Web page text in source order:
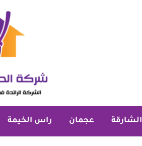
الشارقة عجمان راس الخيمة